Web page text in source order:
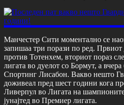
Манчестер Сити моментално се
запишаа три порази по ред. Првиот
против Тотенхем, вториот пораз
лигата во дуелот со Бормут, а
Спортинг Лисабон. Вакво нешто
доживеал пред шест години кога
Ливерпул во Лигата на
јунајтед во Премиер лигата.